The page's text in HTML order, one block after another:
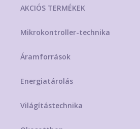
AKCIÓS TERMÉKEK
Mikrokontroller-technika
Áramforrások
Energiatárolás
Világítástechnika